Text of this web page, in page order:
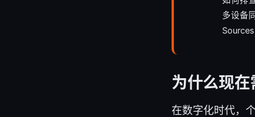
多设备
为什么现在
在数字化时代，